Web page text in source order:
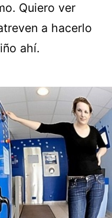
Quiero ver
a hacerlo
ahí.